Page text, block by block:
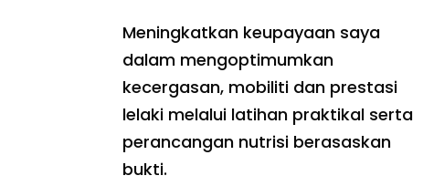
Meningkatkan keupayaan saya
dalam mengoptimumkan
kecergasan, mobiliti dan prestasi
lelaki melalui latihan praktikal serta
perancangan nutrisi berasaskan
bukti.